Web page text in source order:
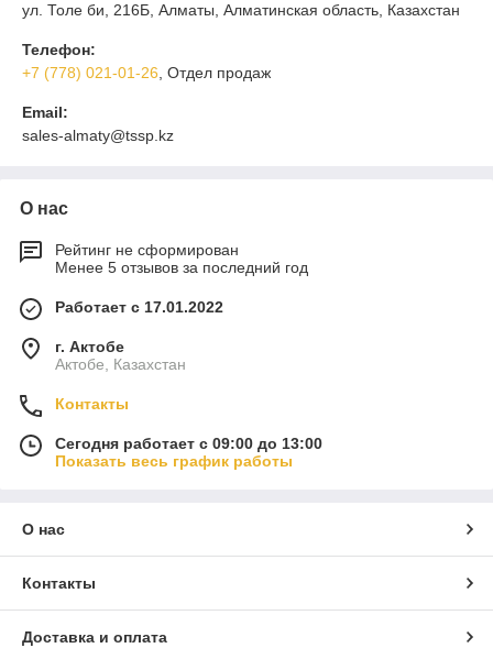
ул. Толе би, 216Б, Алматы, Алматинская область, Казахстан
Телефон:
+7 (778) 021-01-26 , Отдел продаж
Email:
sales-almaty@tssp.kz
О нас
Рейтинг не сформирован
Менее 5 отзывов за последний год
Работает с 17.01.2022
г. Актобе
Актобе, Казахстан
Контакты
Сегодня работает с 09:00 до 13:00
Показать весь график работы
О нас
Контакты
Доставка и оплата